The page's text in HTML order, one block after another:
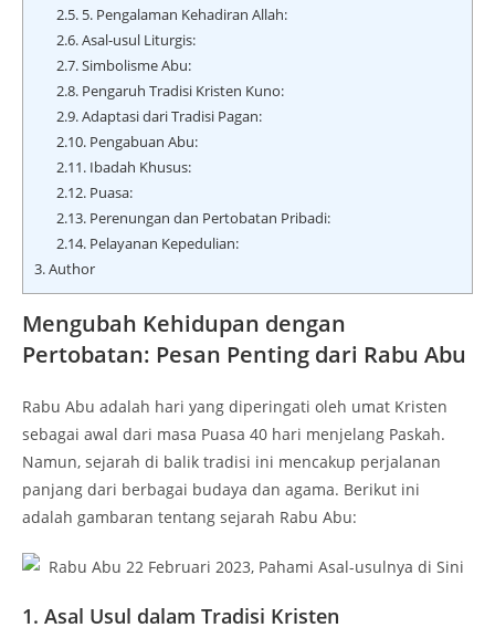
2.5.5. Pengalaman Kehadiran Allah:
2.6.Asal-usul Liturgis:
2.7.Simbolisme Abu:
2.8.Pengaruh Tradisi Kristen Kuno:
2.9.Adaptasi dari Tradisi Pagan:
2.10.Pengabuan Abu:
2.11.Ibadah Khusus:
2.12.Puasa:
2.13.Perenungan dan Pertobatan Pribadi:
2.14.Pelayanan Kepedulian:
3.Author
Mengubah Kehidupan dengan
Pertobatan: Pesan Penting dari Rabu Abu
Rabu Abu adalah hari yang diperingati oleh umat Kristen
sebagai awal dari masa Puasa 40 hari menjelang Paskah.
Namun, sejarah di balik tradisi ini mencakup perjalanan
panjang dari berbagai budaya dan agama. Berikut ini
adalah gambaran tentang sejarah Rabu Abu:
1. Asal Usul dalam Tradisi Kristen